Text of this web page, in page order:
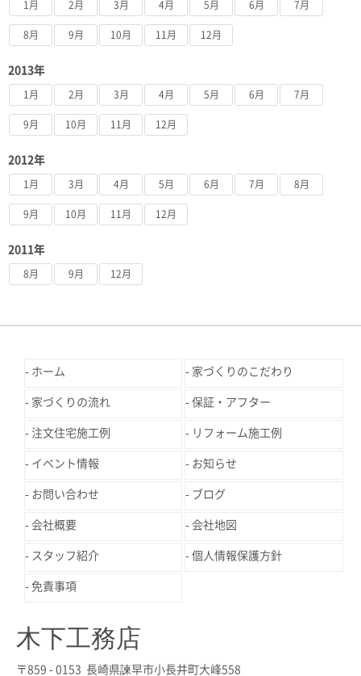
1月 2月 3月 4月 5月 6月 7月
8月 9月 10月 11月 12月
2013年
1月 2月 3月 4月 5月 6月 7月
9月 10月 11月 12月
2012年
1月 3月 4月 5月 6月 7月 8月
9月 10月 11月 12月
2011年
8月 9月 12月
ホーム 家づくりのこだわり
家づくりの流れ 保証・アフター
注文住宅施工例 リフォーム施工例
イベント情報 お知らせ
お問い合わせ ブログ
会社概要 会社地図
スタッフ紹介 個人情報保護方針
免責事項
木下工務店
〒859 - 0153 長崎県諫早市小長井町大峰558